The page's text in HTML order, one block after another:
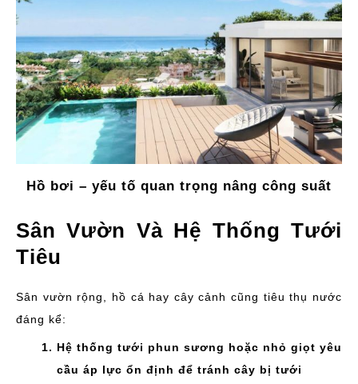
Hồ bơi – yếu tố quan trọng nâng công suất
Sân Vườn Và Hệ Thống Tưới
Tiêu
Sân vườn rộng, hồ cá hay cây cảnh cũng tiêu thụ nước
đáng kể:
Hệ thống tưới phun sương hoặc nhỏ giọt yêu
cầu áp lực ổn định để tránh cây bị tưới